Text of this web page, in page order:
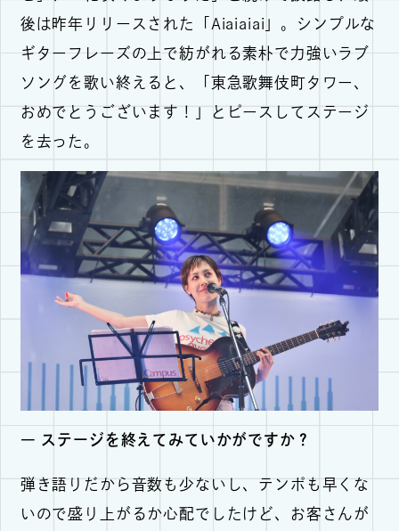
後は昨年リリースされた「Aiaiaiai」。シンプルな
ギターフレーズの上で紡がれる素朴で力強いラブ
ソングを歌い終えると、「東急歌舞伎町タワー、
おめでとうございます！」とピースしてステージ
を去った。
― ステージを終えてみていかがですか？
弾き語りだから音数も少ないし、テンポも早くな
いので盛り上がるか心配でしたけど、お客さんが